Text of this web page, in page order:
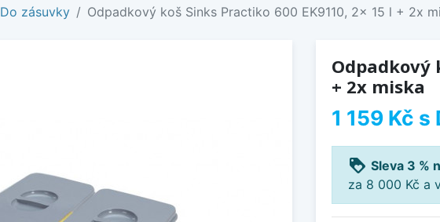
Do zásuvky Odpadkový koš Sinks Practiko 600 EK9110, 2x 15 l + 2x
Odpadkový
+ 2x miska
1 159 Kč s
loyalty Sleva 3 %
za 8 000 Kč a